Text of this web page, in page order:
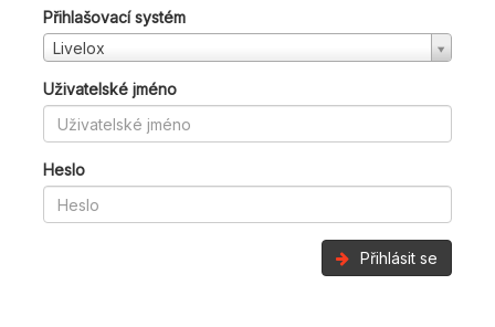
Přihlašovací systém
Livelox
Uživatelské jméno
Heslo
Přihlásit se